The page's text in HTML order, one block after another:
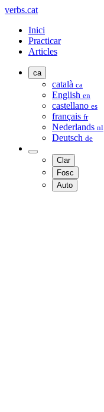
verbs.cat
Inici
Practicar
Articles
ca
català ca
English en
castellano es
français fr
Nederlands nl
Deutsch de
Clar
Fosc
Auto